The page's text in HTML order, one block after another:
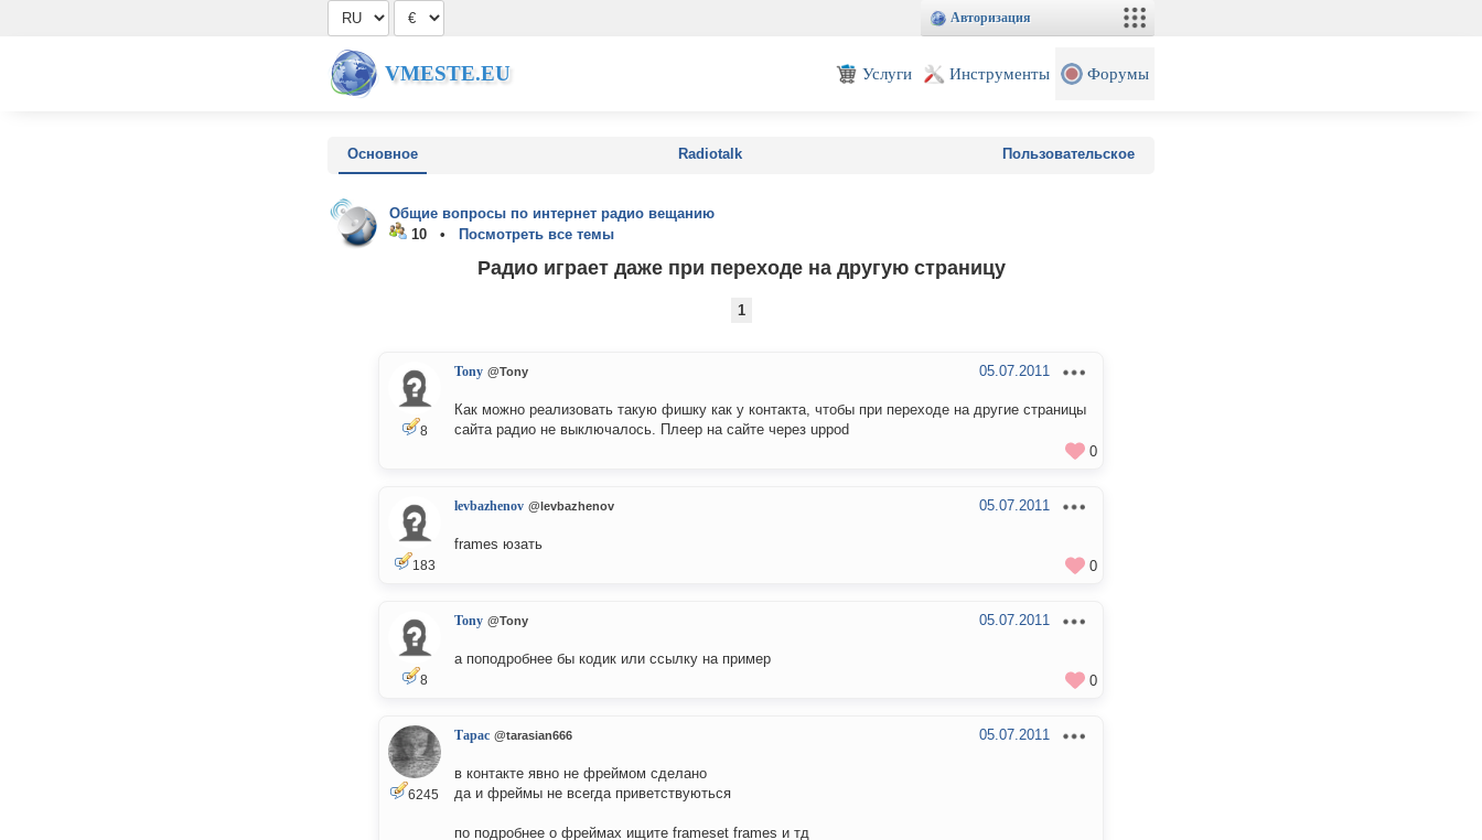
Авторизация
VMESTE.EU Услуги Инструменты Форумы
Основное Radiotalk Пользовательское
Общие вопросы по интернет радио вещанию
10 •
Посмотреть все темы
Радио играет даже при переходе на другую страницу
1
8
Tony @Tony 05.07.2011
Как можно реализовать такую фишку как у контакта, чтобы при переходе на другие страницы
сайта радио не выключалось. Плеер на сайте через uppod
0
183
levbazhenov @levbazhenov 05.07.2011
frames юзать
0
8
Tony @Tony 05.07.2011
а поподробнее бы кодик или ссылку на пример
0
6245
Тарас @tarasian666 05.07.2011
в контакте явно не фреймом сделано
да и фреймы не всегда приветствуються
по подробнее о фреймах ищите frameset frames и тд